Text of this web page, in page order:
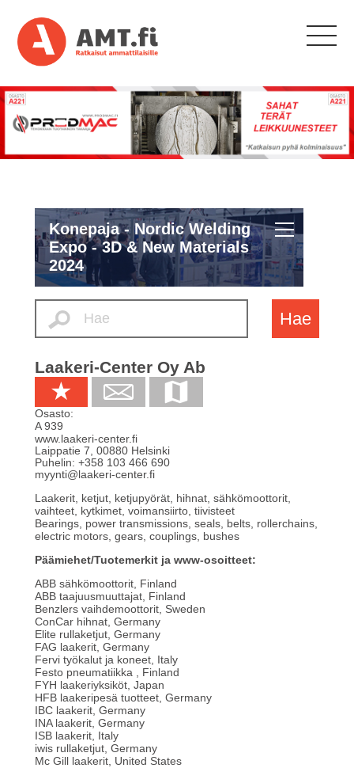
Konepaja - Nordic Welding
Expo - 3D & New Materials
2024
Hae
Laakeri-Center Oy Ab
Osasto:
A 939
www.laakeri-center.fi
Laippatie 7 00880 Helsinki
Puhelin: +358 103 466 690
myynti@laakeri-center.fi
Laakerit, ketjut, ketjupyörät, hihnat, sähkömoottorit,
vaihteet, kytkimet, voimansiirto, tiivisteet
Bearings, power transmissions, seals, belts, rollerchains,
electric motors, gears, couplings, bushes
Päämiehet/Tuotemerkit ja www-osoitteet:
ABB sähkömoottorit, Finland
ABB taajuusmuuttajat, Finland
Benzlers vaihdemoottorit, Sweden
ConCar hihnat, Germany
Elite rullaketjut, Germany
FAG laakerit, Germany
Fervi työkalut ja koneet, Italy
Festo pneumatiikka , Finland
FYH laakeriyksiköt, Japan
HFB laakeripesä tuotteet, Germany
IBC laakerit, Germany
INA laakerit, Germany
ISB laakerit, Italy
iwis rullaketjut, Germany
Mc Gill laakerit, United States